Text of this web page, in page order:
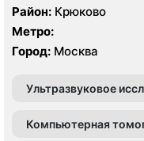
Район: Крюково
Метро:
Город: Москва
Ультразвуковое
Компьютерная